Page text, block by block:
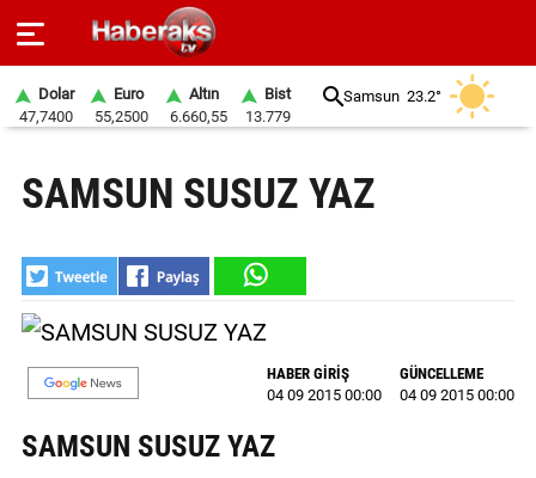
SPOR
YAŞAM
EKONOMİ
BELEDİYELER
SİYASET
Dolar
47,7400
Euro
55,2500
Altın
6.660,55
Bist
13.779
Samsun 23.2°
SAMSUN SUSUZ YAZ
HABER GİRİŞ
04 09 2015 00:00
GÜNCELLEME
04 09 2015 00:00
SAMSUN SUSUZ YAZ